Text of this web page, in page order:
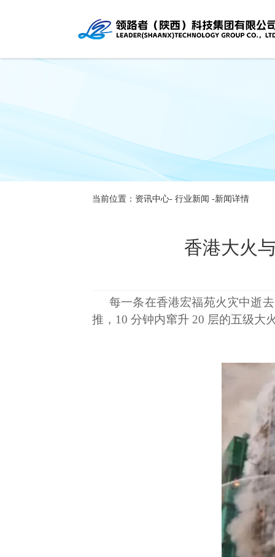
当前位置：资讯中心- 行业新闻 -新闻详情
香港大火
每一条在香港宏福苑火灾中逝
推，10 分钟内窜升 20 层的五级大